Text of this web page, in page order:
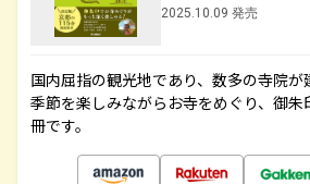
2025.10.09 発売
国内屈指の観光地であり、数多の寺院が
季節を楽しみながらお寺をめぐり、御
冊です。